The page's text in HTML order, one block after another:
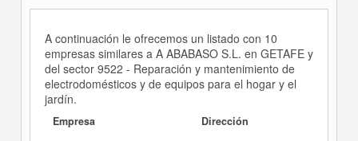
A continuación le ofrecemos un listado con 10
empresas similares a A ABABASO S.L. en GETAFE y
del sector 9522 - Reparación y mantenimiento de
electrodomésticos y de equipos para el hogar y el
jardín.
Empresa Dirección